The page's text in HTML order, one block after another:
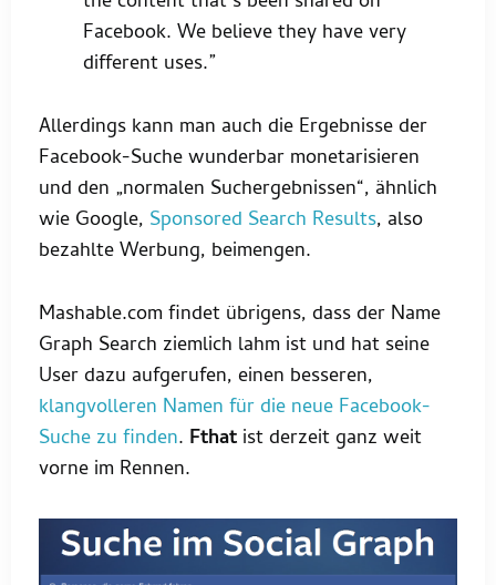
Facebook. We believe they have very
different uses.”
Allerdings kann man auch die Ergebnisse der
Facebook-Suche wunderbar monetarisieren
und den „normalen Suchergebnissen“, ähnlich
wie Google, Sponsored Search Results, also
bezahlte Werbung, beimengen.
Mashable.com findet übrigens, dass der Name
Graph Search ziemlich lahm ist und hat seine
User dazu aufgerufen, einen besseren,
klangvolleren Namen für die neue Facebook-
Suche zu finden. Fthat ist derzeit ganz weit
vorne im Rennen.